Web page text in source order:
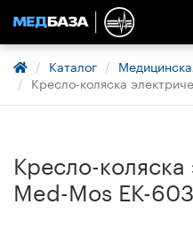
Каталог
Кресло-коляска
Кресло-
Med-Mos ЕК-